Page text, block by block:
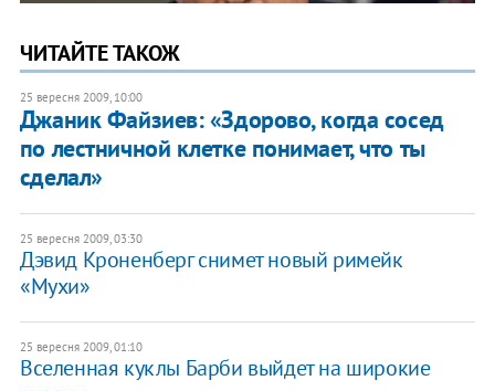
ЧИТАЙТЕ ТАКОЖ
25 вересня 2009, 10:00
Джаник Файзиев: «Здорово, когда сосед
по лестничной клетке понимает, что ты
сделал»
25 вересня 2009, 03:30
Дэвид Кроненберг снимет новый римейк
«Мухи»
25 вересня 2009, 01:10
Вселенная куклы Барби выйдет на широкие